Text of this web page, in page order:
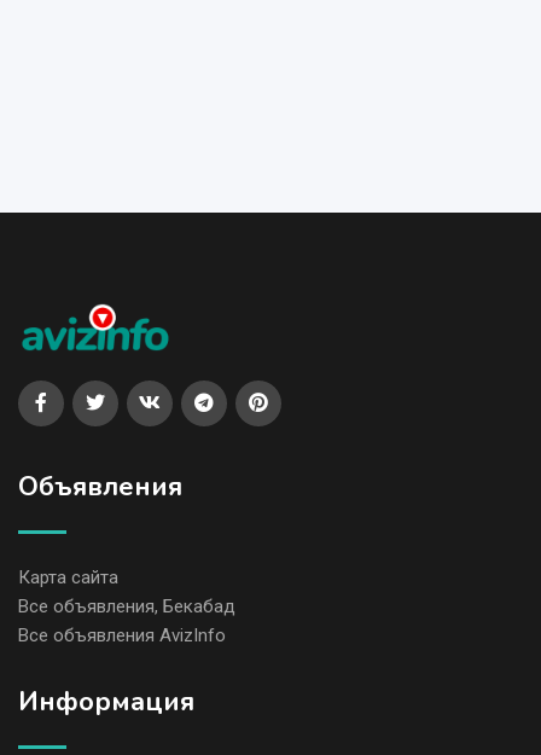
Объявления
Карта сайта
Все объявления, Бекабад
Все объявления AvizInfo
Информация